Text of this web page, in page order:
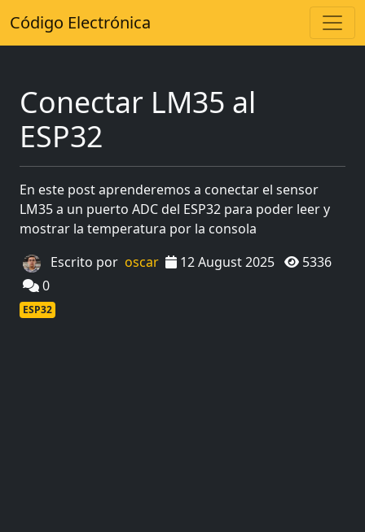
Código Electrónica
Conectar LM35 al
ESP32
En este post aprenderemos a conectar el sensor
LM35 a un puerto ADC del ESP32 para poder leer y
mostrar la temperatura por la consola
Escrito por oscar 12 August 2025
5336
0
ESP32